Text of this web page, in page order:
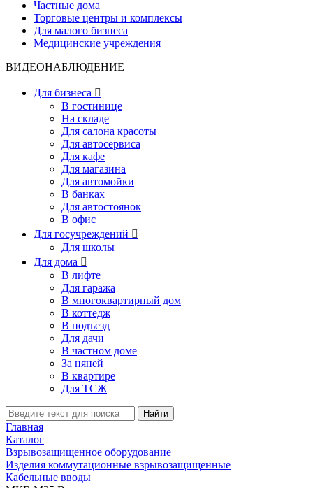
Частные дома
Торговые центры и комплексы
Для малого бизнеса
Медицинские учреждения
ВИДЕОНАБЛЮДЕНИЕ
Для бизнеса 
В гостинице
На складе
Для салона красоты
Для автосервиса
Для кафе
Для магазина
Для автомойки
В банках
Для автостоянок
В офис
Для госучреждений 
Для школы
Для дома 
В лифте
Для гаража
В многоквартирный дом
В коттедж
В подъезд
Для дачи
В частном доме
За няней
В квартире
Для ТСЖ
Найти
Главная
Каталог
Взрывозащищенное оборудование
Изделия коммутационные взрывозащищенные
Кабельные вводы